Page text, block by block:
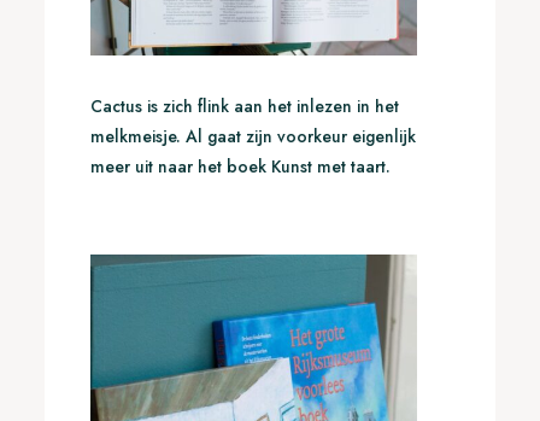
Cactus is zich flink aan het inlezen in het
melkmeisje. Al gaat zijn voorkeur eigenlijk
meer uit naar het boek Kunst met taart.